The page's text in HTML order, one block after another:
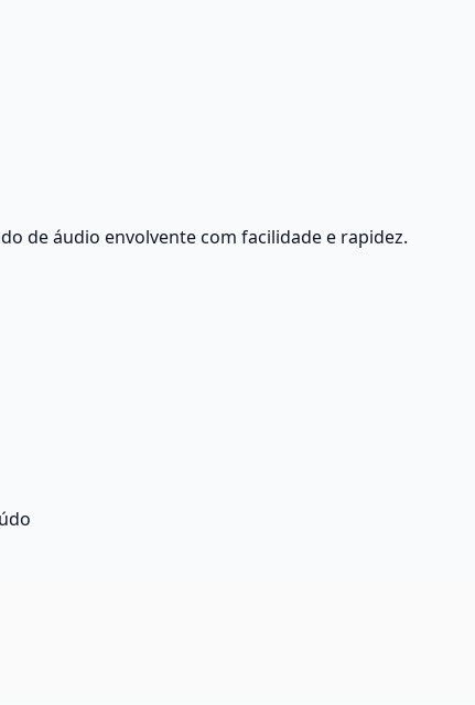
de áudio envolvente com facilidade e rapidez.